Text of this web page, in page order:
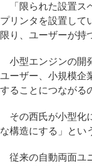
「限られた設置ス
プリンタを設置して
限り、ユーザーが持
小型エンジンの開
ユーザー、小規模企
することにつながる
その西氏が小型化
な構造にする」とい
従来の自動両面ユ